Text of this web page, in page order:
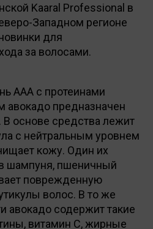
Kaaral Professional в
Западном регионе
для
за волосами.
ААА с протеинами
авокадо предназначен
В основе средства лежит
с нейтральным уровнем
кожу. Один их
шампуня, пшеничный
поврежденную
волос. В то же
авокадо содержит такие
витамин С, жирные